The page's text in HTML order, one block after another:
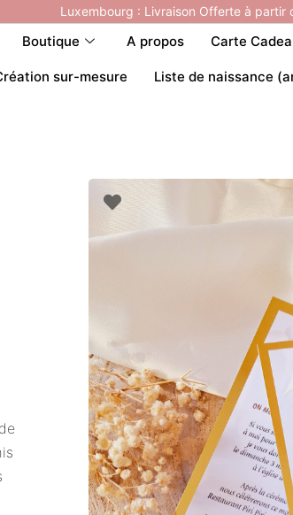
Luxembourg : Livraison Offerte à partir
Boutique A propos Carte
sur-mesure Liste de naissance